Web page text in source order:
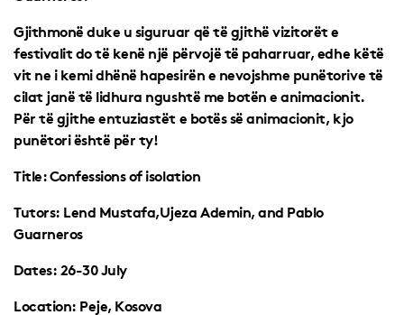
Gjithmonë duke u siguruar që të gjithë vizitorët e
festivalit do të kenë një përvojë të paharruar, edhe këtë
vit ne i kemi dhënë hapesirën e nevojshme punëtorive të
cilat janë të lidhura ngushtë me botën e animacionit.
Për të gjithe entuziastët e botës së animacionit, kjo
punëtori është për ty!
Title: Confessions of isolation
Tutors: Lend Mustafa,Ujeza Ademin, and Pablo
Guarneros
Dates: 26-30 July
Location: Peje, Kosova